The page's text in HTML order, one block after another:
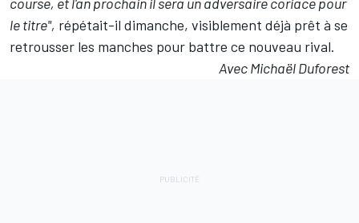
le titre", répétait-il dimanche, visiblement déjà prêt à se
retrousser les manches pour battre ce nouveau rival.
Avec Michaël Duforest